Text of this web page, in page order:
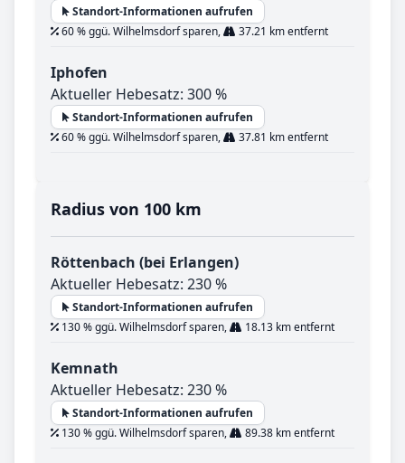
Standort-Informationen aufrufen
60 % ggü. Wilhelmsdorf sparen,
37.21 km entfernt
Iphofen
Aktueller Hebesatz: 300 %
Standort-Informationen aufrufen
60 % ggü. Wilhelmsdorf sparen,
37.81 km entfernt
Radius von 100 km
Röttenbach (bei Erlangen)
Aktueller Hebesatz: 230 %
Standort-Informationen aufrufen
130 % ggü. Wilhelmsdorf sparen,
18.13 km entfernt
Kemnath
Aktueller Hebesatz: 230 %
Standort-Informationen aufrufen
130 % ggü. Wilhelmsdorf sparen,
89.38 km entfernt